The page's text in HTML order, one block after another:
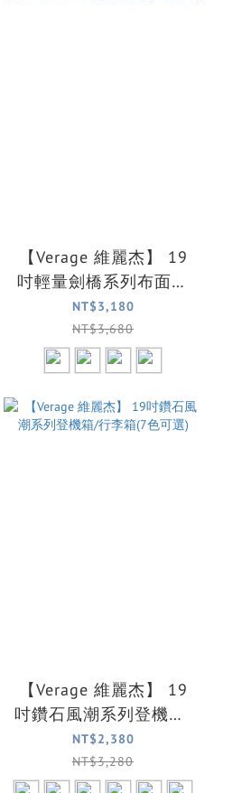
【Verage 維麗杰】 19
吋輕量劍橋系列布面登
機箱/行李箱(4色可選)
NT$3,180
NT$3,680
【Verage 維麗杰】 19
吋鑽石風潮系列登機箱/
行李箱(7色可選)
NT$2,380
NT$3,280